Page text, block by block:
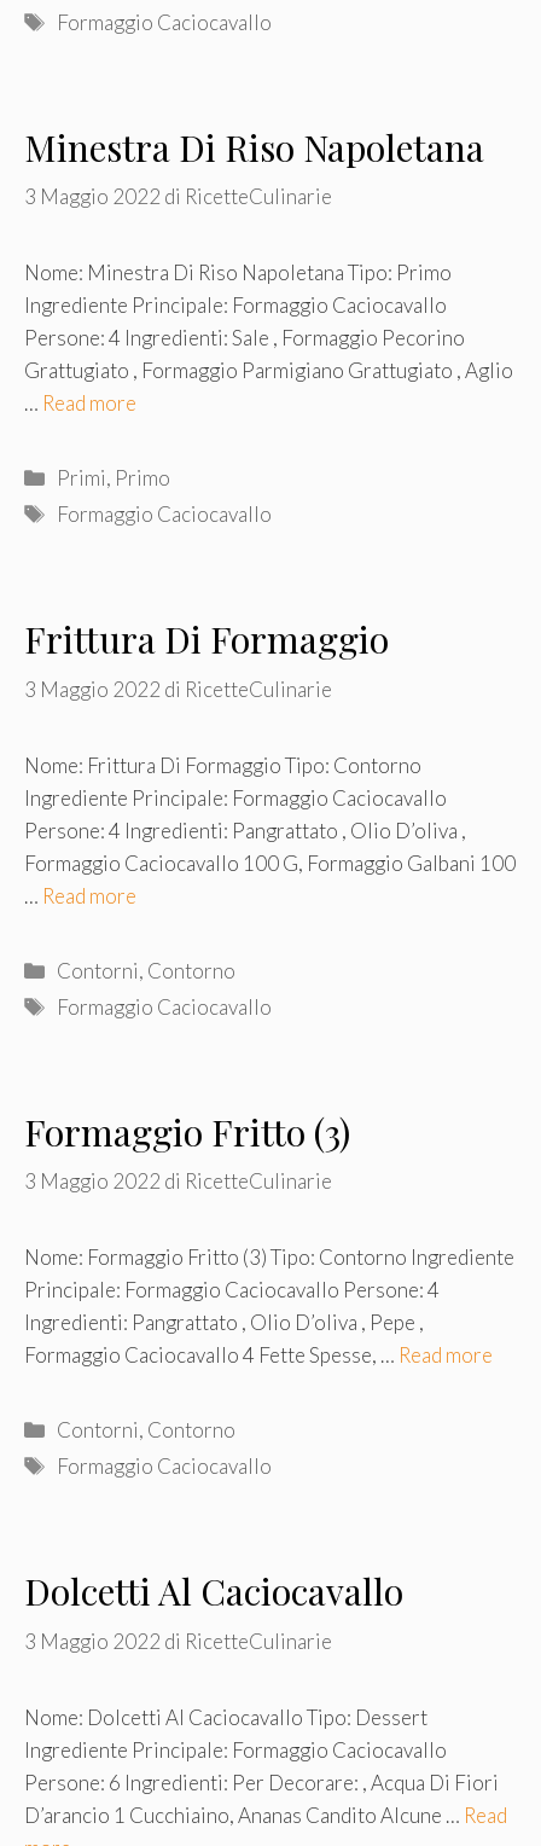
Tag
Formaggio Caciocavallo
Minestra Di Riso Napoletana
3 Maggio 2022 di RicetteCulinarie
Nome: Minestra Di Riso Napoletana Tipo: Primo
Ingrediente Principale: Formaggio Caciocavallo
Persone: 4 Ingredienti: Sale , Formaggio Pecorino
Grattugiato , Formaggio Parmigiano Grattugiato , Aglio
… Read more
Categorie
Primi, Primo
Tag
Formaggio Caciocavallo
Frittura Di Formaggio
3 Maggio 2022 di RicetteCulinarie
Nome: Frittura Di Formaggio Tipo: Contorno
Ingrediente Principale: Formaggio Caciocavallo
Persone: 4 Ingredienti: Pangrattato , Olio D’oliva ,
Formaggio Caciocavallo 100 G, Formaggio Galbani 100
… Read more
Categorie
Contorni, Contorno
Tag
Formaggio Caciocavallo
Formaggio Fritto (3)
3 Maggio 2022 di RicetteCulinarie
Nome: Formaggio Fritto (3) Tipo: Contorno Ingrediente
Principale: Formaggio Caciocavallo Persone: 4
Ingredienti: Pangrattato , Olio D’oliva , Pepe ,
Formaggio Caciocavallo 4 Fette Spesse, … Read more
Categorie
Contorni, Contorno
Tag
Formaggio Caciocavallo
Dolcetti Al Caciocavallo
3 Maggio 2022 di RicetteCulinarie
Nome: Dolcetti Al Caciocavallo Tipo: Dessert
Ingrediente Principale: Formaggio Caciocavallo
Persone: 6 Ingredienti: Per Decorare: , Acqua Di Fiori
D’arancio 1 Cucchiaino, Ananas Candito Alcune … Read